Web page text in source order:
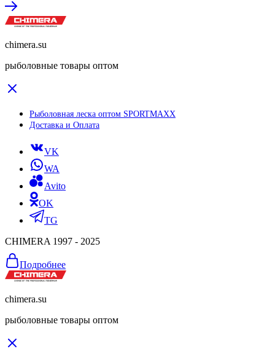
chimera.su
рыболовные товары оптом
Рыболовная леска оптом SPORTMAXX
Доставка и Оплата
VK
WA
Avito
OK
TG
CHIMERA 1997 - 2025
Подробнее
chimera.su
рыболовные товары оптом